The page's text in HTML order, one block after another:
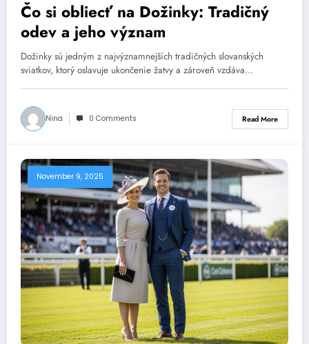
Čo si obliecť na Dožinky: Tradičný
odev a jeho význam
Dožinky sú jedným z najvýznamnejších tradičných slovanských
sviatkov, ktorý oslavuje ukončenie žatvy a zároveň vzdáva…
Nina 0 Comments Read More
November 9, 2025